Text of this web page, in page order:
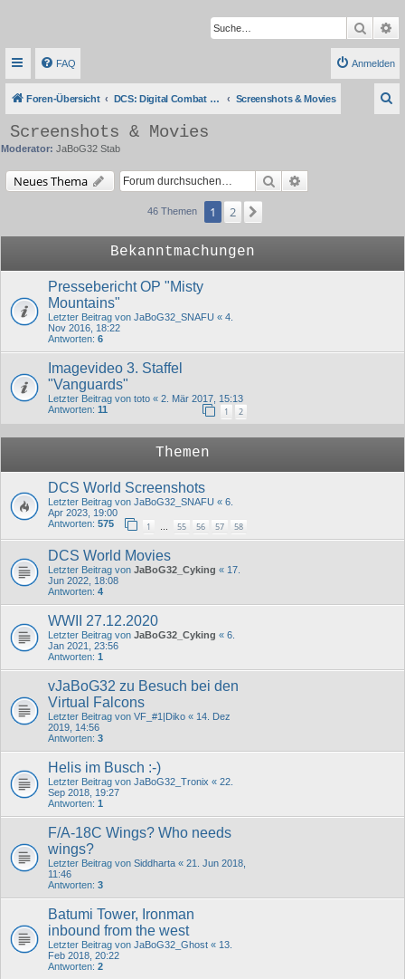
Suche
FAQ Anmelden
Foren-Übersicht DCS: Digital Combat Simulator Series Screenshots & Movies
Screenshots & Movies
Moderator: JaBoG32 Stab
Neues Thema Suche
46 Themen 1 2
Bekanntmachungen
Pressebericht OP "Misty
Mountains"
Letzter Beitrag von JaBoG32_SNAFU « 4.
Nov 2016, 18:22
Antworten: 6
Imagevideo 3. Staffel
"Vanguards"
Letzter Beitrag von toto « 2. Mär 2017, 15:13
Antworten: 11 1 2
Themen
DCS World Screenshots
Letzter Beitrag von JaBoG32_SNAFU « 6.
Apr 2023, 19:00
Antworten: 575 1 … 55 56 57 58
DCS World Movies
Letzter Beitrag von JaBoG32_Cyking « 17.
Jun 2022, 18:08
Antworten: 4
WWII 27.12.2020
Letzter Beitrag von JaBoG32_Cyking « 6.
Jan 2021, 23:56
Antworten: 1
vJaBoG32 zu Besuch bei den
Virtual Falcons
Letzter Beitrag von VF_#1|Diko « 14. Dez
2019, 14:56
Antworten: 3
Helis im Busch :-)
Letzter Beitrag von JaBoG32_Tronix « 22.
Sep 2018, 19:27
Antworten: 1
F/A-18C Wings? Who needs
wings?
Letzter Beitrag von Siddharta « 21. Jun 2018,
11:46
Antworten: 3
Batumi Tower, Ironman
inbound from the west
Letzter Beitrag von JaBoG32_Ghost « 13.
Feb 2018, 20:22
Antworten: 2